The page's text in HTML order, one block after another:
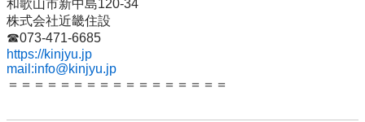
和歌山市新中島120-34
株式会社近畿住設
https://kinjyu.jp
mail:info@kinjyu.jp